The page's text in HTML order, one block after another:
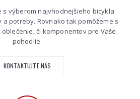
s výberom najvhodnejšieho bicykla
a potreby. Rovnako tak pomôžeme s
či komponentov pre Vaše
pohodlie.
KONTAKTUJTE NÁS